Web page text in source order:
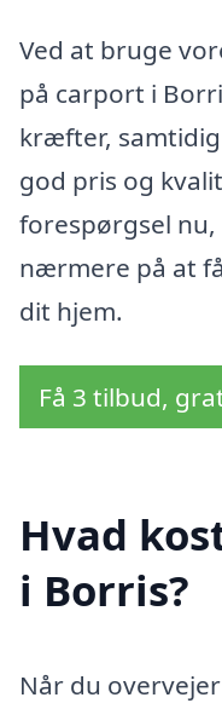
Ved at bruge
på carport i
kræfter,
god pris og
forespørgsel
nærmere på at
dit hjem.
Få 3 tilbud,
Hvad
i Borris?
Når du